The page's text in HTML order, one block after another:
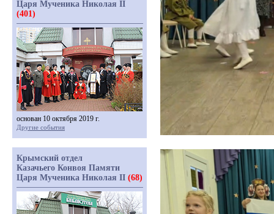
Царя Мученика Николая II
(401)
основан 10 октября 2019 г.
Другие события
Крымский отдел
Казачьего Конвоя Памяти
Царя Мученика Николая II (68)